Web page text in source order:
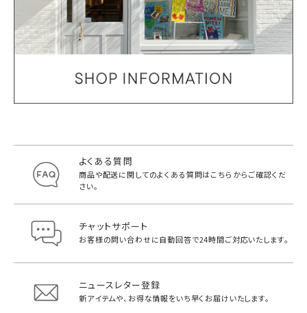
よくある質問
商品や配送に関してのよくある質問はこちらからご確認くだ
さい。
チャットサポート
お客様の問い合わせに自動回答で24時間ご対応いたします。
ニュースレター登録
新アイテムや、お得な情報をいち早く お届けいたします。